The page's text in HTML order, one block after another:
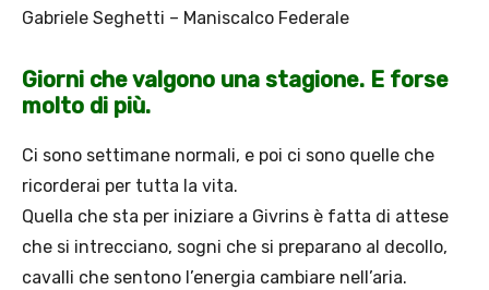
Gabriele Seghetti – Maniscalco Federale
Giorni che valgono una stagione. E forse
molto di più.
Ci sono settimane normali, e poi ci sono quelle che
ricorderai per tutta la vita.
Quella che sta per iniziare a Givrins è fatta di attese
che si intrecciano, sogni che si preparano al decollo,
cavalli che sentono l’energia cambiare nell’aria.